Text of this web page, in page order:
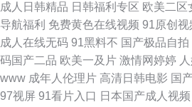
成人日韩精品 日韩福利专区 欧美二区
导航福利 免费黄色在线视频 91原创视
成人在线无码 91黑料不 国产极品自拍
码国产二品 欧美一及片 激情网婷婷
www 成年人伦理片 高清日韩电影 国
97视屏 91看片入口 日本国产成人视频